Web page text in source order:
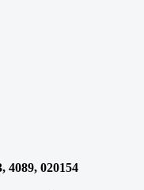
4089, 020154